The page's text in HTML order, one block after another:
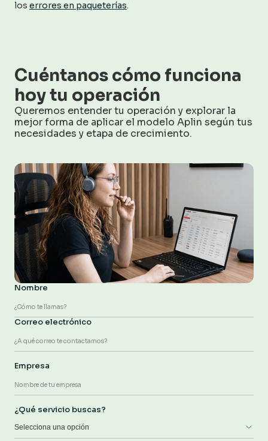
los errores en paqueterías.
Cuéntanos cómo funciona
hoy tu operación
Queremos entender tu operación y explorar la
mejor forma de aplicar el modelo Aplin según tus
necesidades y etapa de crecimiento.
Nombre
Correo electrónico
Empresa
¿Qué servicio buscas?
Selecciona una opción